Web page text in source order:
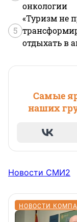
онкологии
5
«Туризм не
отдыхать в
Самые
наших
Новости СМИ2
НОВОСТИ